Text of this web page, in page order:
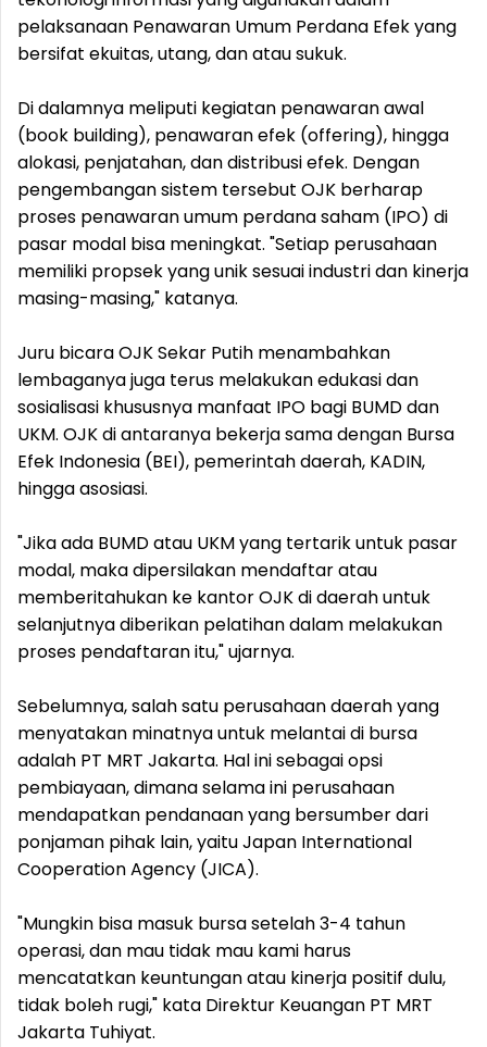
pelaksanaan Penawaran Umum Perdana Efek yang
bersifat ekuitas, utang, dan atau sukuk.
Di dalamnya meliputi kegiatan penawaran awal
(book building), penawaran efek (offering), hingga
alokasi, penjatahan, dan distribusi efek. Dengan
pengembangan sistem tersebut OJK berharap
proses penawaran umum perdana saham (IPO) di
pasar modal bisa meningkat. "Setiap perusahaan
memiliki propsek yang unik sesuai industri dan kinerja
masing-masing," katanya.
Juru bicara OJK Sekar Putih menambahkan
lembaganya juga terus melakukan edukasi dan
sosialisasi khususnya manfaat IPO bagi BUMD dan
UKM. OJK di antaranya bekerja sama dengan Bursa
Efek Indonesia (BEI), pemerintah daerah, KADIN,
hingga asosiasi.
"Jika ada BUMD atau UKM yang tertarik untuk pasar
modal, maka dipersilakan mendaftar atau
memberitahukan ke kantor OJK di daerah untuk
selanjutnya diberikan pelatihan dalam melakukan
proses pendaftaran itu," ujarnya.
Sebelumnya, salah satu perusahaan daerah yang
menyatakan minatnya untuk melantai di bursa
adalah PT MRT Jakarta. Hal ini sebagai opsi
pembiayaan, dimana selama ini perusahaan
mendapatkan pendanaan yang bersumber dari
ponjaman pihak lain, yaitu Japan International
Cooperation Agency (JICA).
"Mungkin bisa masuk bursa setelah 3-4 tahun
operasi, dan mau tidak mau kami harus
mencatatkan keuntungan atau kinerja positif dulu,
tidak boleh rugi," kata Direktur Keuangan PT MRT
Jakarta Tuhiyat.